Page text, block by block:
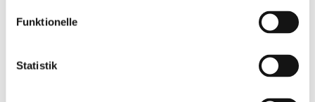
Funktionelle
Statistik